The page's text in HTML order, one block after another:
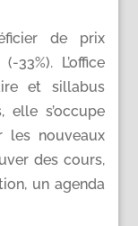
de prix
33%). L’office
et sillabus
s’occupe
les nouveaux
des cours,
un agenda